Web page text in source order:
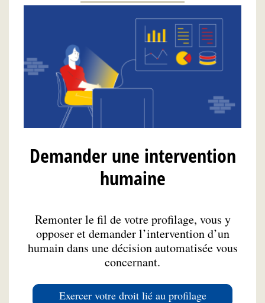
Demander une intervention
humaine
Remonter le fil de votre profilage, vous y
opposer et demander l’intervention d’un
humain dans une décision automatisée vous
concernant.
Exercer votre droit lié au profilage